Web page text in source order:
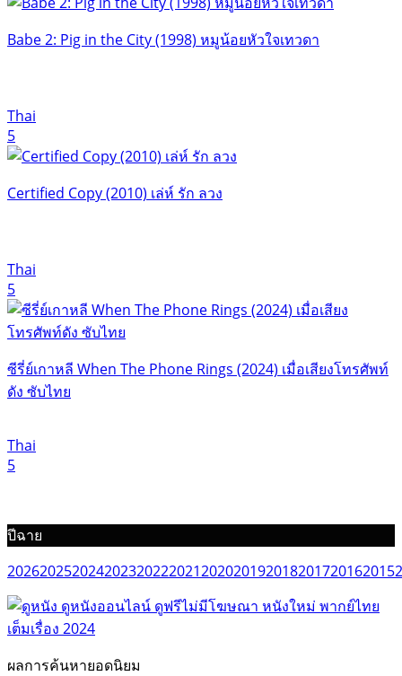
Babe 2: Pig in the City (1998) หมูน้อยหัวใจเทวดา
Thai
5
Certified Copy (2010) เล่ห์ รัก ลวง
Thai
5
ซีรี่ย์เกาหลี When The Phone Rings (2024) เมื่อเสียงโทรศัพท์
ดัง ซับไทย
Thai
5
ปีฉาย
202620252024202320222021202020192018201720162015
ผลการค้นหายอดนิยม